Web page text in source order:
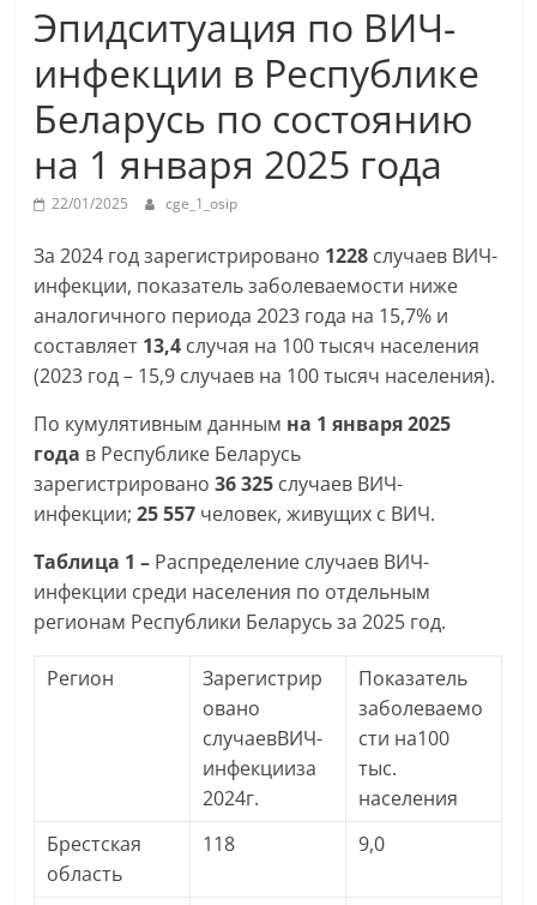
Эпидситуация по ВИЧ-
инфекции в Республике
Беларусь по состоянию
на 1 января 2025 года
22/01/2025 cge_1_osip
За 2024 год зарегистрировано 1228 случаев ВИЧ-
инфекции, показатель заболеваемости ниже
аналогичного периода 2023 года на 15,7% и
составляет 13,4 случая на 100 тысяч населения
(2023 год – 15,9 случаев на 100 тысяч населения).
По кумулятивным данным на 1 января 2025
года в Республике Беларусь
зарегистрировано36 325 случаев ВИЧ-
инфекции;25 557 человек, живущих с ВИЧ.
Таблица 1 – Распределение случаев ВИЧ-
инфекции среди населения по отдельным
регионам Республики Беларусь за 2025 год.
Регион
Зарегистрир
овано
случаевВИЧ-
инфекцииза
2024г.
Показатель
заболеваемо
сти на100
тыс.
населения
Брестская
область
118 9,0